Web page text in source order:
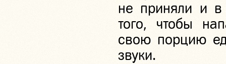
не приняли и в
того, чтобы
свою порцию
звуки.